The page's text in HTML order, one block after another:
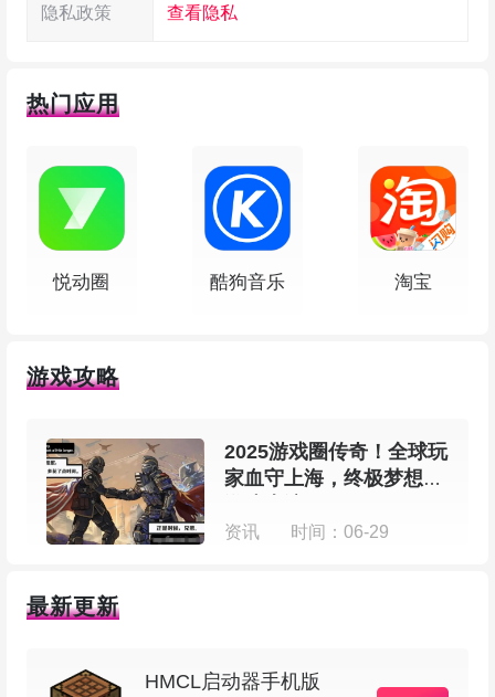
– 剪辑过程中自动保存每一步操作，让你随时
4、导出设置
– 可自定义分辨率和帧率，依据手机性能差异
可最高支持4K分辨率、60帧导出，保存到本地。
共享精彩片段。
VN视频剪辑软件怎么使用
1、从本站下载安装并打开软件，进入主界面
后点击【+】；
隐私政策 查看隐私
热门应用
悦动圈 酷狗音乐 淘宝
游戏攻略
2025游戏圈传奇！全球玩
家血守上海，终极梦想在
资讯 时间：06-29
最新更新
HMCL启动器手机版